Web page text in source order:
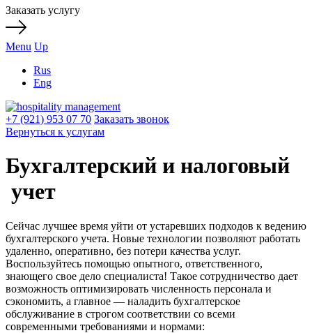
Заказать услугу
Menu Up
Rus
Eng
+7 (921) 953 07 70 Заказать звонок
Вернуться к услугам
Бухгалтерский и налоговый
учет
Сейчас лучшее время уйти от устаревших подходов к ведению
бухгалтерского учета. Новые технологии позволяют работать
удаленно, оперативно, без потери качества услуг.
Воспользуйтесь помощью опытного, ответственного,
знающего свое дело специалиста! Такое сотрудничество дает
возможность оптимизировать численность персонала и
сэкономить, а главное — наладить бухгалтерское
обслуживание в строгом соответствии со всеми
современными требованиями и нормами: